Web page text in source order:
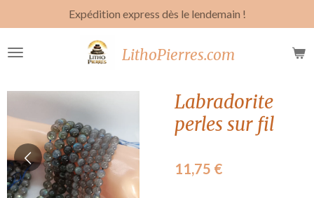
au
contenu
LithoPierres.com
Expédition express dès le lendemain !
Labradorite
perles sur fil
11,75 €